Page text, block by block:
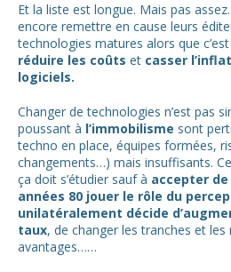
Et la liste est longue. Mais pas
encore remettre en cause leurs
technologies matures alors que
réduire les coûts et casser
logiciels.
Changer de technologies n’est pas
poussant à l’immobilisme sont
techno en place, équipes formées,
changements…) mais insuffisants.
ça doit s’étudier sauf à accepter
années 80 jouer le rôle du
unilatéralement décide
taux, de changer les tranches et les
avantages……